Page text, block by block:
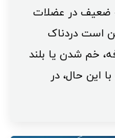
ضعیف در عضلات
است دردناک
خم شدن یا بلند
این حال، در